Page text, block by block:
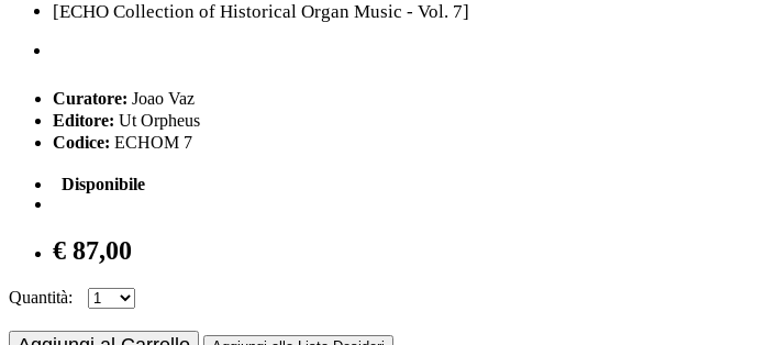
[ECHO Collection of Historical Organ Music - Vol. 7]
Curatore: Joao Vaz
Editore: Ut Orpheus
Codice: ECHOM 7
Disponibile
€ 87,00
Quantità: